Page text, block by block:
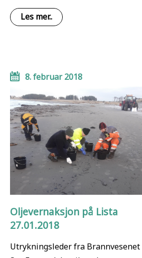
Les mer..
8. februar 2018
Oljevernaksjon på Lista
27.01.2018
Utrykningsleder fra Brannvesenet